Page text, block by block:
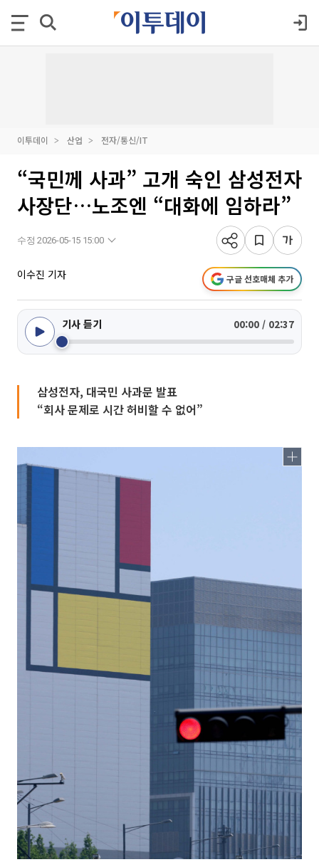
이투데이 산업 전자/통신/IT
“국민께 사과” 고개 숙인 삼성전자
사장단…노조엔 “대화에 임하라”
수정 2026-05-15 15:00
이수진 기자 구글 선호매체 추가
기사 듣기 00:00 / 02:37
삼성전자, 대국민 사과문 발표
“회사 문제로 시간 허비할 수 없어”